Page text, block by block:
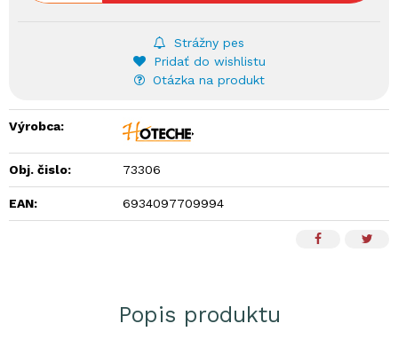
Strážny pes
Pridať do wishlistu
Otázka na produkt
Výrobca:
Obj. čislo: 73306
EAN: 6934097709994
Popis produktu